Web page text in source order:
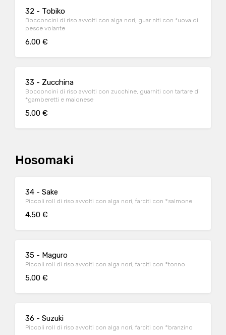
32 - Tobiko
Bocconcini di riso avvolti con alga nori, guar niti con *uova di
pesce volante
6.00 €
33 - Zucchina
Bocconcini di riso avvolti con zucchine, guarniti con tartare di
*gamberetti e maionese
5.00 €
Hosomaki
34 - Sake
Piccoli roll di riso avvolti con alga nori, farciti con °salmone
4.50 €
35 - Maguro
Piccoli roll di riso avvolti con alga nori, farciti con °tonno
5.00 €
36 - Suzuki
Piccoli roll di riso avvolti con alga nori, farciti con °branzino